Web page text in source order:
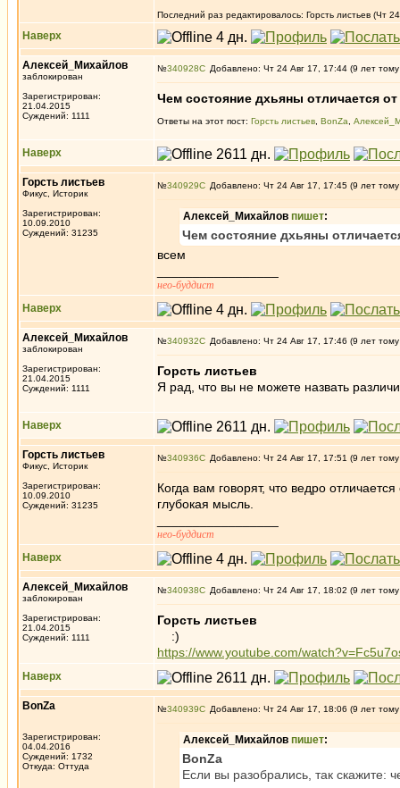
Последний раз редактировалось: Горсть листьев (Чт
Наверх
Алексей_Михайлов
заблокирован
Зарегистрирован:
21.04.2015
Суждений: 1111
№340928 Добавлено: Чт 24 Авг 17, 17:44 (9 лет
Чем состояние дхьяны отличается от
Ответы на этот пост: Горсть листьев BonZa
Наверх
Горсть листьев
Фикус, Историк
Зарегистрирован:
10.09.2010
Суждений: 31235
№340929 Добавлено: Чт 24 Авг 17, 17:45 (9 лет
Алексей_Михайлов пишет:
Чем состояние дхьяны
всем
нео-буддист
Наверх
Алексей_Михайлов
заблокирован
Зарегистрирован:
21.04.2015
Суждений: 1111
№340932 Добавлено: Чт 24 Авг 17, 17:46 (9 лет
Горсть листьев
Я рад, что вы не можете назвать
Наверх
Горсть листьев
Фикус, Историк
Зарегистрирован:
10.09.2010
Суждений: 31235
№340936 Добавлено: Чт 24 Авг 17, 17:51 (9 лет
Когда вам говорят, что ведро
глубокая мысль.
нео-буддист
Наверх
Алексей_Михайлов
заблокирован
Зарегистрирован:
21.04.2015
Суждений: 1111
№340938 Добавлено: Чт 24 Авг 17, 18:02 (9 лет
Горсть листьев
:)
https://www.youtube.com/
Наверх
BonZa
Зарегистрирован:
04.04.2016
Суждений: 1732
Откуда: Oттyдa
№340939 Добавлено: Чт 24 Авг 17, 18:06 (9 лет
Алексей_Михайлов пишет:
BonZa
Если вы разобрались, так скажите: